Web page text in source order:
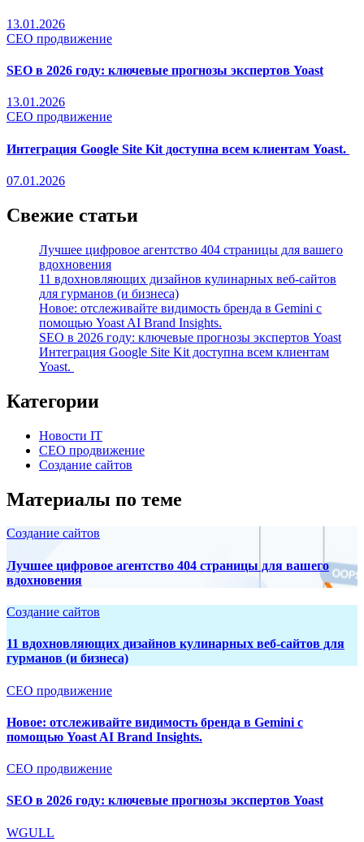
13.01.2026
СЕО продвижение
SEO в 2026 году: ключевые прогнозы экспертов Yoast
13.01.2026
СЕО продвижение
Интеграция Google Site Kit доступна всем клиентам Yoast.
07.01.2026
Свежие статьи
Лучшее цифровое агентство 404 страницы для вашего
вдохновения
11 вдохновляющих дизайнов кулинарных веб-сайтов
для гурманов (и бизнеса)
Новое: отслеживайте видимость бренда в Gemini с
помощью Yoast AI Brand Insights.
SEO в 2026 году: ключевые прогнозы экспертов Yoast
Интеграция Google Site Kit доступна всем клиентам
Yoast.
Категории
Новости IT
СЕО продвижение
Создание сайтов
Материалы по теме
Создание сайтов
Лучшее цифровое агентство 404 страницы для вашего
вдохновения
Создание сайтов
11 вдохновляющих дизайнов кулинарных веб-сайтов для
гурманов (и бизнеса)
СЕО продвижение
Новое: отслеживайте видимость бренда в Gemini с
помощью Yoast AI Brand Insights.
СЕО продвижение
SEO в 2026 году: ключевые прогнозы экспертов Yoast
WGULL